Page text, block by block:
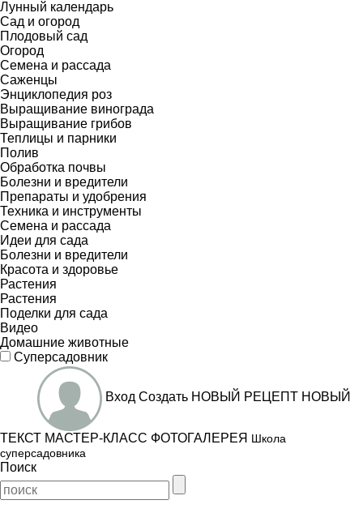
Лунный календарь
Сад и огород
Плодовый сад
Огород
Семена и рассада
Саженцы
Энциклопедия роз
Выращивание винограда
Выращивание грибов
Теплицы и парники
Полив
Обработка почвы
Болезни и вредители
Препараты и удобрения
Техника и инструменты
Семена и рассада
Идеи для сада
Болезни и вредители
Красота и здоровье
Растения
Растения
Поделки для сада
Видео
Домашние животные
Суперсадовник
Вход Создать НОВЫЙ РЕЦЕПТ НОВЫЙ
ТЕКСТ МАСТЕР-КЛАСС ФОТОГАЛЕРЕЯ Школа
суперсадовника
Поиск